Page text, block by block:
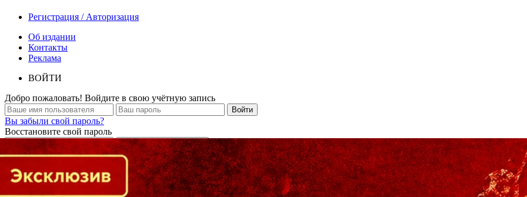
Регистрация / Авторизация
Об издании
Контакты
Реклама
ВОЙТИ
Добро пожаловать! Войдите в свою учётную запись
Вы забыли свой пароль?
Восстановите свой пароль
Кто есть кто в Байкальском регионе